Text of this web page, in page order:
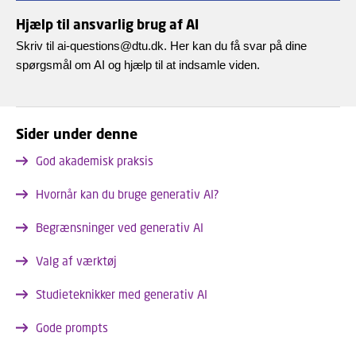
Hjælp til ansvarlig brug af AI
Skriv til ai-questions@dtu.dk. Her kan du få svar på dine
spørgsmål om AI og hjælp til at indsamle viden.
Sider under denne
God akademisk praksis
Hvornår kan du bruge generativ AI?
Begrænsninger ved generativ AI
Valg af værktøj
Studieteknikker med generativ AI
Gode prompts